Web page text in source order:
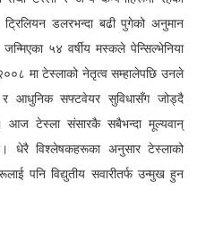
डलरभन्दा बढी पुगेको अनुमान
जन्मिएका ५४ वर्षीय मस्कले पेन्सिल्भेनिया
मा टेस्लाको नेतृत्व सम्हालेपछि उनले
र आधुनिक सफ्टवेयर सुविधासँग जोड्दै
आज टेस्ला संसारकै सबैभन्दा मूल्यवान्
धेरै विश्लेषकहरूका अनुसार टेस्लाको
पनि विद्युतीय सवारीतर्फ उन्मुख हुन